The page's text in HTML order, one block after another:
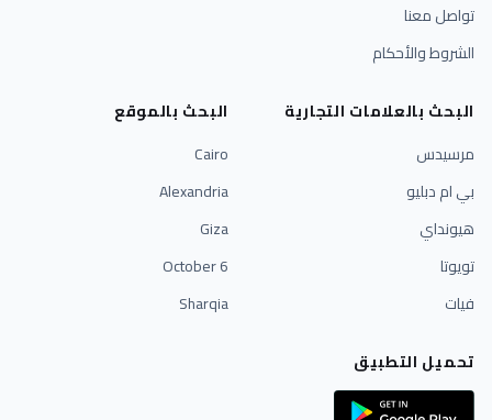
تواصل معنا
الشروط والأحكام
البحث بالعلامات التجارية
مرسيدس
بي ام دبليو
هيونداي
تويوتا
فيات
البحث بالموقع
Cairo
Alexandria
Giza
6 October
Sharqia
تحميل التطبيق